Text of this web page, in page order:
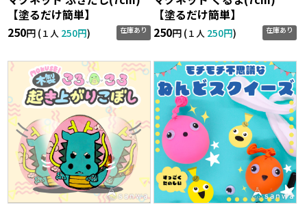
【塗るだけ簡単】
250円 (１人 250円) 在庫あり
【塗るだけ簡単】
250円 (１人 250円) 在庫あり